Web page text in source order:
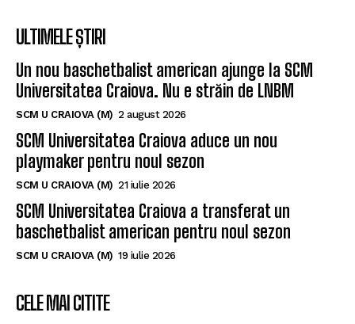
ULTIMELE ȘTIRI
Un nou baschetbalist american ajunge la SCM
Universitatea Craiova. Nu e străin de LNBM
SCM U CRAIOVA (M) 2 august 2026
SCM Universitatea Craiova aduce un nou
playmaker pentru noul sezon
SCM U CRAIOVA (M) 21 iulie 2026
SCM Universitatea Craiova a transferat un
baschetbalist american pentru noul sezon
SCM U CRAIOVA (M) 19 iulie 2026
CELE MAI CITITE